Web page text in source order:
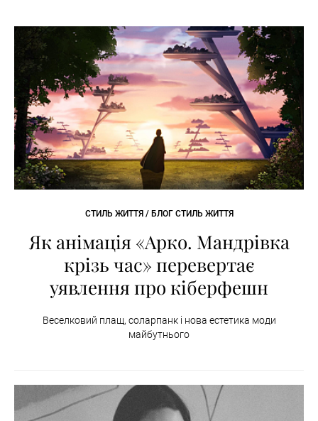
СТИЛЬ ЖИТТЯ / БЛОГ СТИЛЬ ЖИТТЯ
Як анімація «Арко. Мандрівка
крізь час» перевертає
уявлення про кіберфешн
Веселковий плащ, соларпанк і нова естетика моди
майбутнього